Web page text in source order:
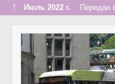
↑ Июль 2022 г. Передан в